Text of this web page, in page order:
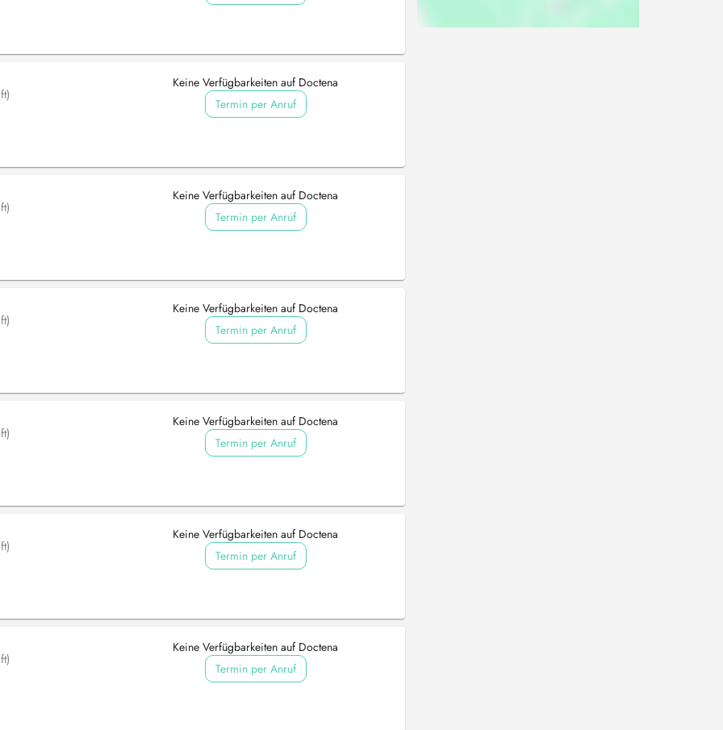
Keine Verfügbarkeiten auf Doctena
Termin per Anruf
Keine Verfügbarkeiten auf Doctena
Termin per Anruf
Keine Verfügbarkeiten auf Doctena
Termin per Anruf
Keine Verfügbarkeiten auf Doctena
Termin per Anruf
Keine Verfügbarkeiten auf Doctena
Termin per Anruf
Keine Verfügbarkeiten auf Doctena
Termin per Anruf